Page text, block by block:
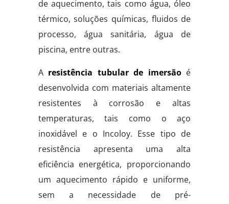
de aquecimento, tais como água, óleo
térmico, soluções químicas, fluidos de
processo, água sanitária, água de
piscina, entre outras.
A resistência tubular de imersãoé
desenvolvida com materiais altamente
resistentes à corrosão e altas
temperaturas, tais como o aço
inoxidável e o Incoloy. Esse tipo de
resistência apresenta uma alta
eficiência energética, proporcionando
um aquecimento rápido e uniforme,
sem a necessidade de pré-